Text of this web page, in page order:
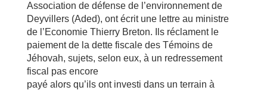
Association de défense de l’environnement de
Deyvillers (Aded), ont écrit une lettre au ministre
de l’Economie Thierry Breton. Ils réclament le
paiement de la dette fiscale des Témoins de
Jéhovah, sujets, selon eux, à un redressement
fiscal pas encore
payé alors qu’ils ont investi dans un terrain à